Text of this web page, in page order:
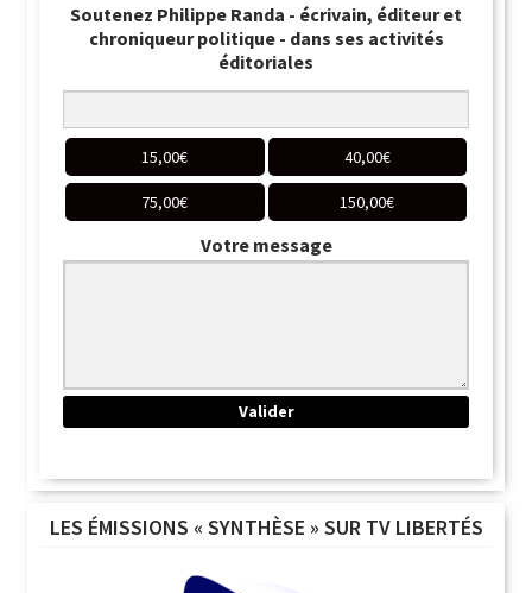
Soutenez Philippe Randa - écrivain, éditeur et
chroniqueur politique - dans ses activités
éditoriales
15,00€ 40,00€
75,00€ 150,00€
Votre message
LES ÉMISSIONS « SYNTHÈSE » SUR TV LIBERTÉS